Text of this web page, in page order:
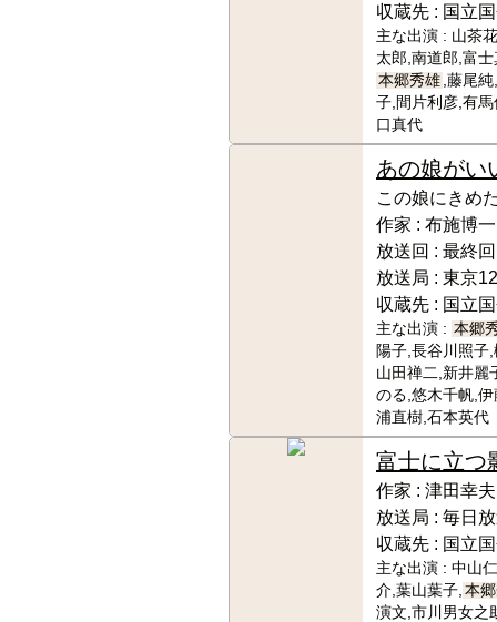
収蔵先 : 国立
主な出演 : 山茶
太郎,南道郎,富
本郷秀雄 ,藤尾
子,間片利彦,有
口真代
あの娘がい
この娘にきめ
作家 : 布施博一
放送回 : 最終回
放送局 : 東京
収蔵先 : 国立
主な出演 : 本郷
陽子,長谷川照子
山田禅二,新井麗
のる,悠木千帆,
浦直樹,石本英代
富士に立つ
作家 : 津田幸夫
放送局 : 毎日
収蔵先 : 国立
主な出演 : 中山
介,葉山葉子, 本
演文,市川男女之